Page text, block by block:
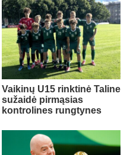
Vaikinų U15 rinktinė Taline
sužaidė pirmąsias
kontrolines rungtynes